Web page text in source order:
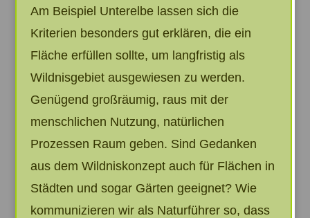
Am Beispiel Unterelbe lassen sich die
Kriterien besonders gut erklären, die ein
Fläche erfüllen sollte, um langfristig als
Wildnisgebiet ausgewiesen zu werden.
Genügend großräumig, raus mit der
menschlichen Nutzung, natürlichen
Prozessen Raum geben. Sind Gedanken
aus dem Wildniskonzept auch für Flächen in
Städten und sogar Gärten geeignet? Wie
kommunizieren wir als Naturführer so, dass